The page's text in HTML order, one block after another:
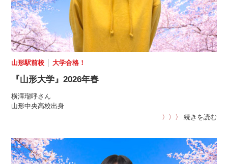
山形駅前校 │大学合格！
『山形大学』2026年春
横澤瑠呼さん
山形中央高校出身
〉〉〉
続きを読む